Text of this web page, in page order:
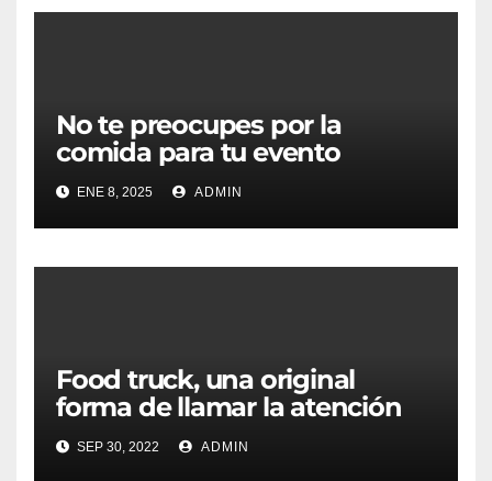
No te preocupes por la
comida para tu evento
ENE 8, 2025 ADMIN
Food truck, una original
forma de llamar la atención
SEP 30, 2022 ADMIN